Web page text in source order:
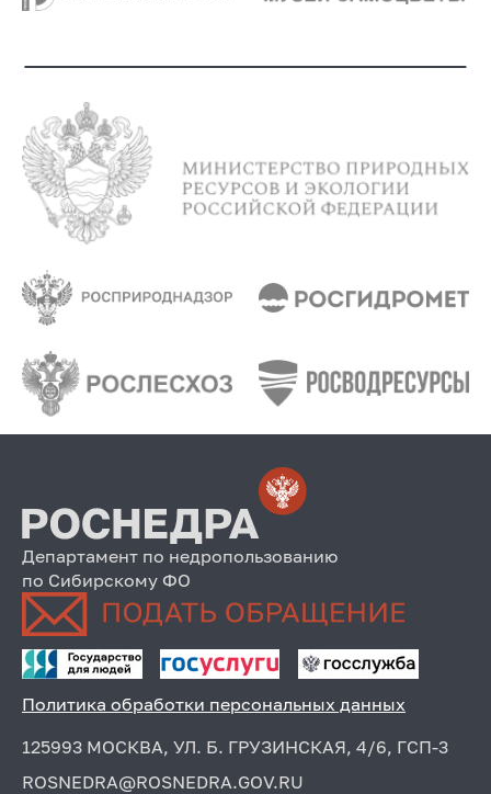
Департамент по недропользованию
по Сибирскому ФО
Политика обработки персональных данных
125993 МОСКВА, УЛ. Б. ГРУЗИНСКАЯ, 4/6, ГСП-3
ROSNEDRA@ROSNEDRA.GOV.RU